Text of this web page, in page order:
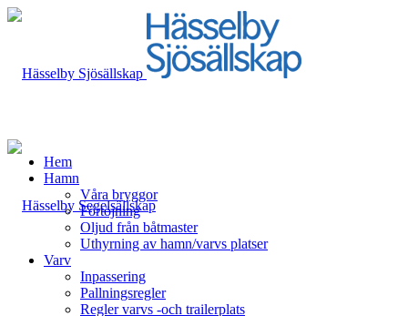
Hem
Hamn
Våra bryggor
Förtöjning
Oljud från båtmaster
Uthyrning av hamn/varvs platser
Varv
Inpassering
Pallningsregler
Regler varvs -och trailerplats